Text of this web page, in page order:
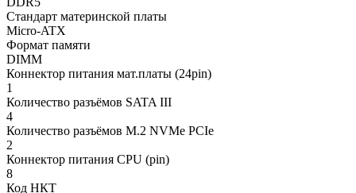
Стандарт материнской платы
Micro-ATX
Формат памяти
DIMM
Коннектор питания мат.платы (24pin)
1
Количество разъёмов SATA III
4
Количество разъёмов M.2 NVMe PCIe
2
Коннектор питания CPU (pin)
8
Код НКТ